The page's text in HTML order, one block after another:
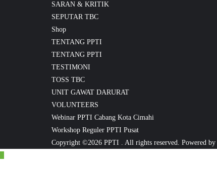
SARAN & KRITIK
SEPUTAR TBC
Shop
TENTANG PPTI
TENTANG PPTI
TESTIMONI
TOSS TBC
UNIT GAWAT DARURAT
VOLUNTEERS
Webinar PPTI Cabang Kota Cimahi
Workshop Reguler PPTI Pusat
Copyright ©2026 PPTI . All rights reserved. Powered by